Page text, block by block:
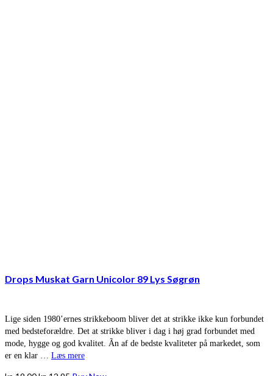
Drops Muskat Garn Unicolor 89 Lys Søgrøn
Lige siden 1980’ernes strikkeboom bliver det at strikke ikke kun forbundet
med bedsteforældre. Det at strikke bliver i dag i høj grad forbundet med
mode, hygge og god kvalitet. Ãn af de bedste kvaliteter på markedet, som
er en klar … Læs mere